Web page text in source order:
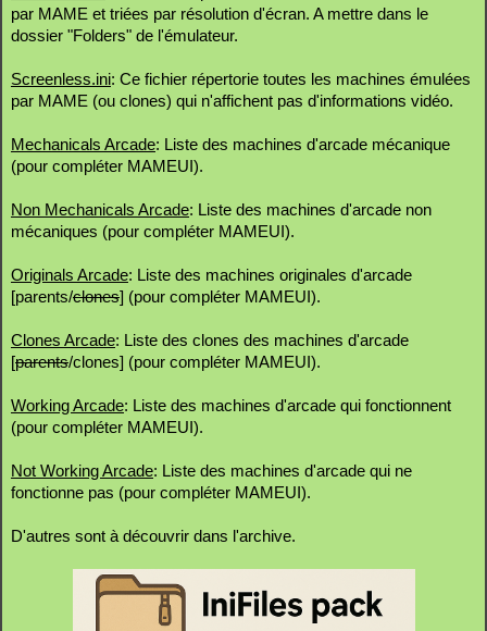
par MAME et triées par résolution d'écran. A mettre dans le
dossier "Folders" de l'émulateur.
Screenless.ini: Ce fichier répertorie toutes les machines émulées
par MAME (ou clones) qui n'affichent pas d'informations vidéo.
Mechanicals Arcade: Liste des machines d'arcade mécanique
(pour compléter MAMEUI).
Non Mechanicals Arcade: Liste des machines d'arcade non
mécaniques (pour compléter MAMEUI).
Originals Arcade: Liste des machines originales d'arcade
[parents/clones] (pour compléter MAMEUI).
Clones Arcade: Liste des clones des machines d'arcade
[parents/clones] (pour compléter MAMEUI).
Working Arcade: Liste des machines d'arcade qui fonctionnent
(pour compléter MAMEUI).
Not Working Arcade: Liste des machines d'arcade qui ne
fonctionne pas (pour compléter MAMEUI).
D'autres sont à découvrir dans l'archive.